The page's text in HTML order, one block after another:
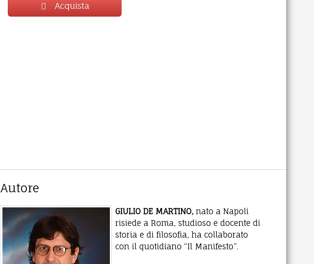
Acquista
Autore
GIULIO DE MARTINO, nato a Napoli
risiede a Roma, studioso e docente di
storia e di filosofia, ha collaborato
con il quotidiano “Il Manifesto”.